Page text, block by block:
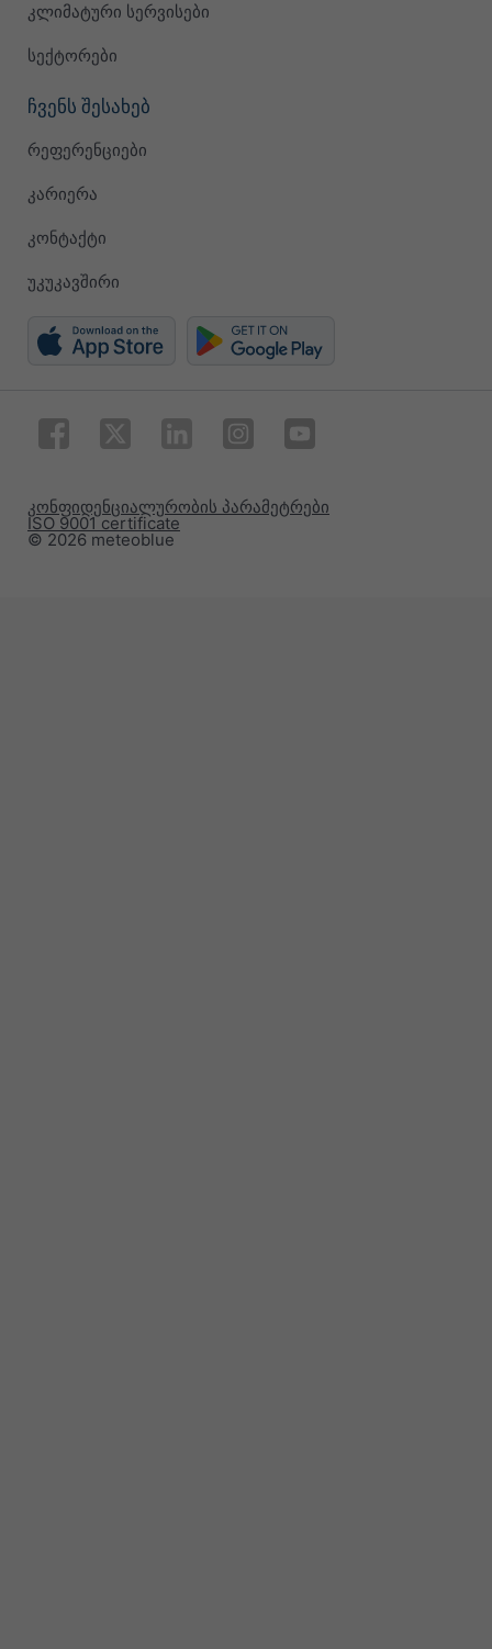
კლიმატური სერვისები
სექტორები
ჩვენს შესახებ
რეფერენციები
კარიერა
კონტაქტი
უკუკავშირი
© 2026 meteoblue
ISO 9001 certificate
კონფიდენციალურობის პარამეტრები